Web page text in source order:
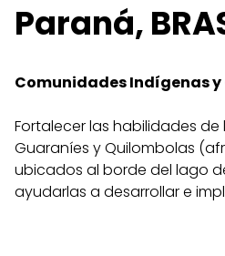
Paraná,
Comunidades Indígenas
Fortalecer las habilidades
Guaraníes y Quilombolas
ubicados al borde del lago
ayudarlas a desarrollar e